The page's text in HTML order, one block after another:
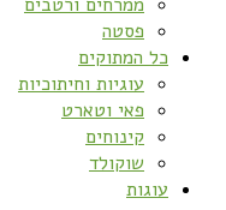
פסטה
כל המתוקים
עוגיות וחיתוכיות
פאי וטארט
קינוחים
שוקולד
עוגות